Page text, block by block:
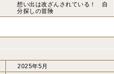
想い出は改ざんされている！ 自
分探しの冒険
2025年5月